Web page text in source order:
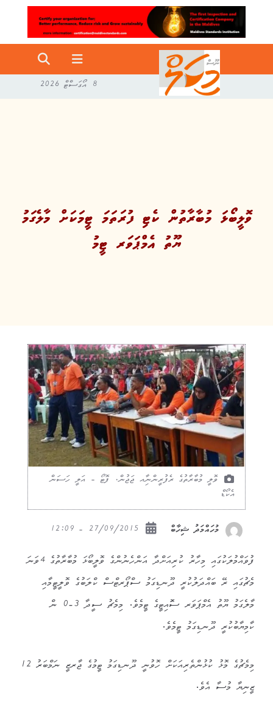
8 އޯގަސްޓް 2026
ވޮލީބޯޅަ މުބާރާތުން ކެޓި ފުރަތަމަ ޓީމަކަށް މާލެގަމު
ޔޫތު އެމްޕަވަރ ޓީމު
ވޮލީ މުބާރާތުގެ ރެފުރީންނާިއ ޖަޖުން. ފޮޓޯ - އަލީ ހަސަން
އެކޯޑް
މުހައްމަދު ޝިހާބް
ފުވައްމުލަކުގައި މިހާރު ކުރިއަށްދާ އަންހެނުންގެ ވޮލީބޯޅަ މުބާރާތުގެ 4ވަނަ
މެޗުގައި ރޭ ބައްދަލުކުރީ ދޫނޑިގަމު ސްޕޯރޓްސް ކްލަބުގެ ވޮލީޓީމާއި
މާލެގަމު ޔޫތު އެމްޕަވަރ ސޮައިޓީގެ ޓީމެވެ. މިމެޗު ސީދާ 3-0 ން
ކާމިޔާބުކުރީ ދޫނޑިގަމު ޓީމެވެ.
މިމެޗުގެ މޮޅު ކުޅުންތެރިއަކަށް ހޮވުނީ ދޫނޑިގަމު ޓީމުގެ ޖާރޒީ ނަމްބަރު 12
ޒީނިޔާ މުސާ އެވެ.